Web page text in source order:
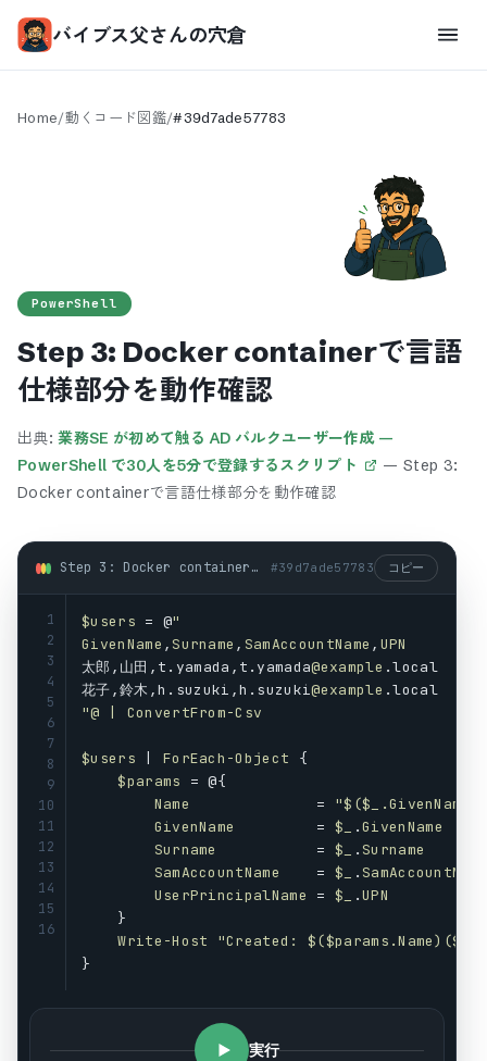
バイブス父さんの穴倉
Home/動くコード図鑑/#39d7ade57783
PowerShell
Step 3: Docker containerで言語
仕様部分を動作確認
出典: 業務SE が初めて触る AD バルクユーザー作成 —
PowerShell で30人を5分で登録するスクリプト
— Step 3:
Docker containerで言語仕様部分を動作確認
Step 3: Docker containerで言語仕様部分を動作確認 (powershell) #39d7ade57783 コピー
1
2
3
4
5
6
7
8
9
10
11
12
13
14
15
16
$users = @"
GivenName , Surname , SamAccountName , UPN
太郎,山田, t . yamada , t . yamada@example .local
花子,鈴木,h . suzuki ,h . suzuki@example .local
"@ | ConvertFrom-Csv
$users ForEach-Object {
$params = @{
Name
              =
GivenName
         =
$_ .GivenName
Surname
           =
$_ . Surname
SamAccountName
    =
$_ .
UserPrincipalName
= $_ .UPN
    }
Write-Host
"Created:
}
実行